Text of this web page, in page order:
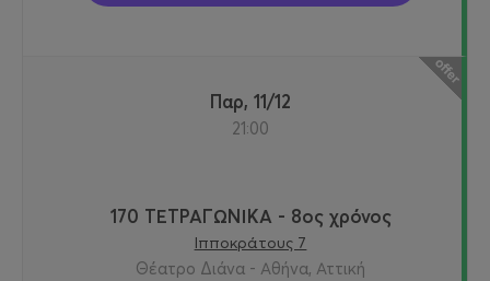
Παρ, 11/12
21:00
170 ΤΕΤΡΑΓΩΝΙΚΑ - 8ος χρόνος
Ιπποκράτους 7
Θέατρο Διάνα - Αθήνα, Αττική